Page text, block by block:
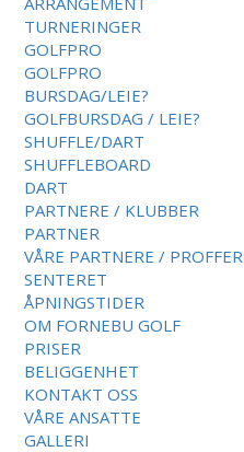
TURNERINGER
GOLFPRO
GOLFPRO
BURSDAG/LEIE?
GOLFBURSDAG / LEIE?
SHUFFLE/DART
SHUFFLEBOARD
DART
PARTNERE / KLUBBER
PARTNER
VÅRE PARTNERE / PROFFER
SENTERET
ÅPNINGSTIDER
OM FORNEBU GOLF
PRISER
BELIGGENHET
KONTAKT OSS
VÅRE ANSATTE
GALLERI